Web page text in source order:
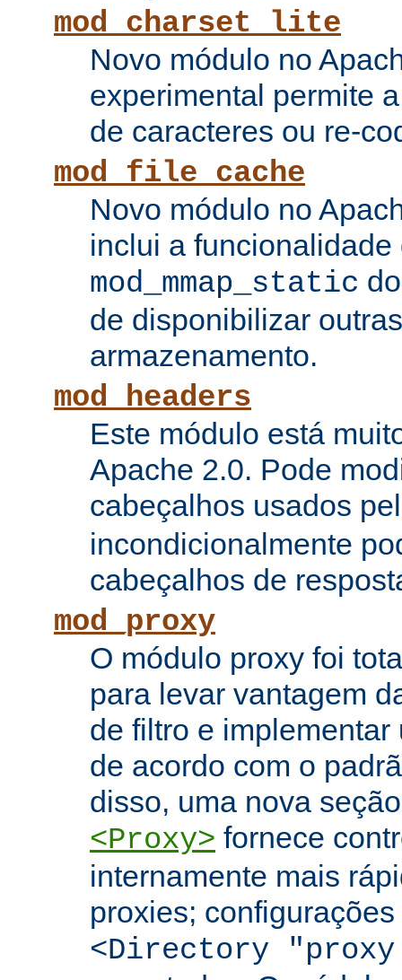
mod_charset_lite
Novo módulo no
experimental permite
de caracteres ou re-
mod_file_cache
Novo módulo no
inclui a funcionalidade
mod_mmap_static
de disponibilizar
armazenamento.
mod_headers
Este módulo está
Apache 2.0. Pode
cabeçalhos usados
incondicionalmente
cabeçalhos de
mod_proxy
O módulo proxy foi
para levar vantagem
de filtro e
de acordo com o
disso, uma nova
<Proxy> fornece
internamente mais
proxies;
<Directory